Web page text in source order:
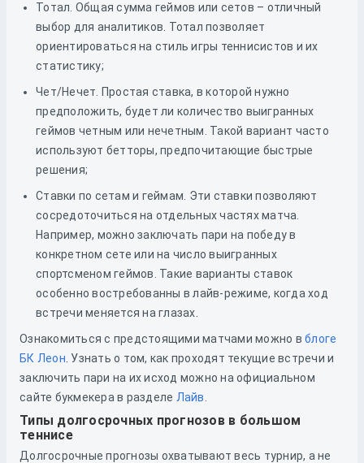
Тотал. Общая сумма геймов или сетов – отличный
выбор для аналитиков. Тотал позволяет
ориентироваться на стиль игры теннисистов и их
статистику;
Чет/Нечет. Простая ставка, в которой нужно
предположить, будет ли количество выигранных
геймов четным или нечетным. Такой вариант часто
используют бетторы, предпочитающие быстрые
решения;
Ставки по сетам и геймам. Эти ставки позволяют
сосредоточиться на отдельных частях матча.
Например, можно заключать пари на победу в
конкретном сете или на число выигранных
спортсменом геймов. Такие варианты ставок
особенно востребованны в лайв-режиме, когда ход
встречи меняется на глазах.
Ознакомиться с предстоящими матчами можно в блоге
БК Леон . Узнать о том, как проходят текущие встречи и
заключить пари на их исход можно на официальном
сайте букмекера в разделе Лайв
Типы долгосрочных прогнозов в большом
теннисе
Долгосрочные прогнозы охватывают весь турнир, а не